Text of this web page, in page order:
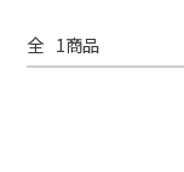
全 1商品